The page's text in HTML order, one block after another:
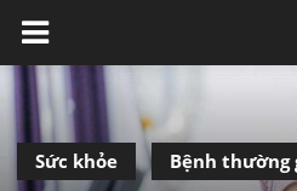
Sức khỏe Bệnh thường